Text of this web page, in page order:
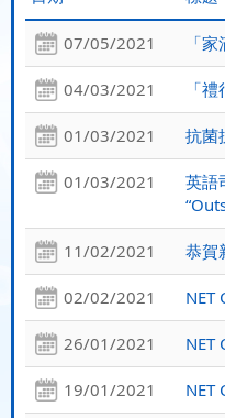
07/05/2021 「
04/03/2021 「
01/03/2021 抗菌
01/03/2021
英語
11/02/2021 恭賀
02/02/2021 NET
26/01/2021 NET
19/01/2021 NET